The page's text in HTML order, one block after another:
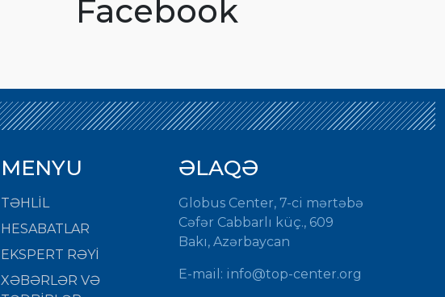
Facebook
MENYU
TƏHLİL
HESABATLAR
EKSPERT RƏYİ
XƏBƏRLƏR VƏ
ƏLAQƏ
Globus Center, 7-ci mərtəbə
Cəfər Cabbarlı küç., 609
Bakı, Azərbaycan
E-mail: info@top-center.org